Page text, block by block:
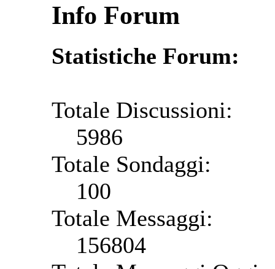
Info Forum
Statistiche Forum:
Totale Discussioni:
5986
Totale Sondaggi:
100
Totale Messaggi:
156804